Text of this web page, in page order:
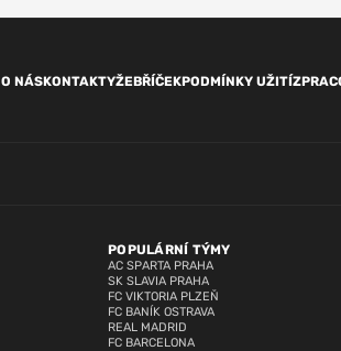
O NÁSKONTAKTYŽEBŘÍČEKPODMÍNKY UŽITÍ
POPULÁRNÍ TÝMY
AC SPARTA PRAHA
SK SLAVIA PRAHA
FC VIKTORIA PLZEŇ
FC BANÍK OSTRAVA
REAL MADRID
FC BARCELONA